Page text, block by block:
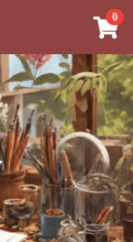
0
×